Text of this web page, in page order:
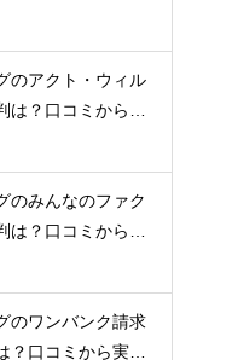
のアクト・ウィル
は？口コミから実
のみんなのファク
は？口コミから実
のワンバンク請求
？口コミから実態